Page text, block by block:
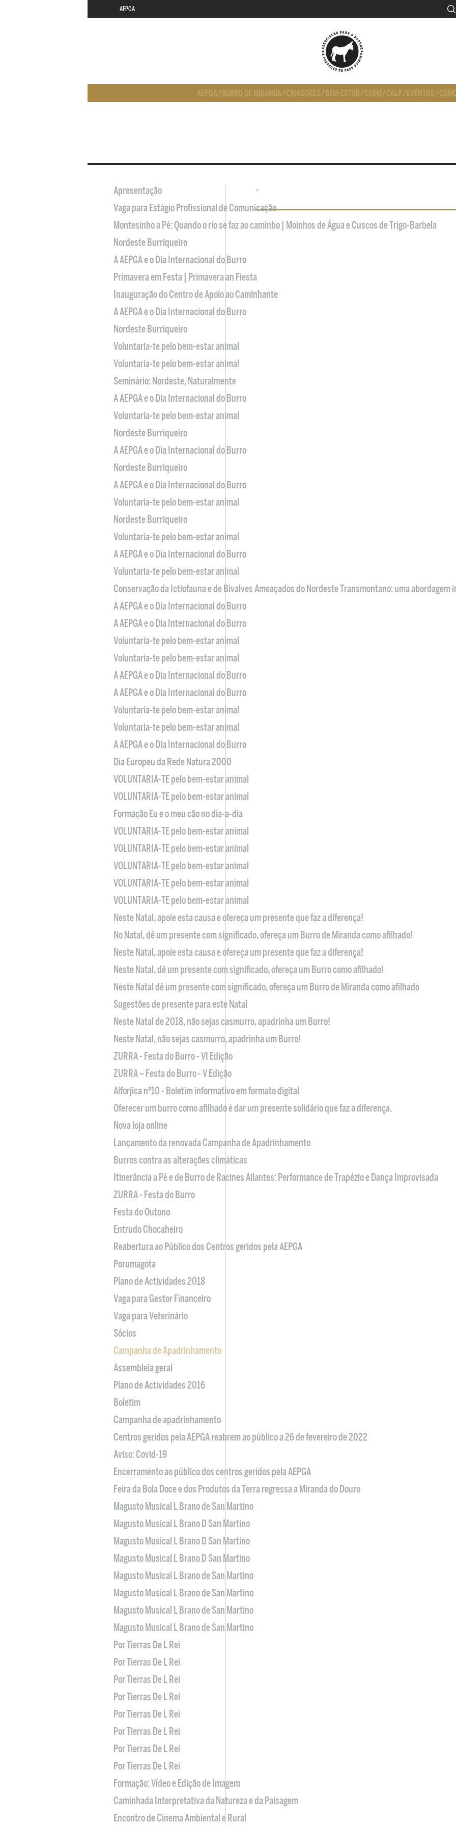
AEPGA
AEPGA/ BURRO DE MIRANDA/CRIADORES/ BEM-ESTAR/CVBM/CALP/ EVENTOS/
•
Apresentação
Vaga para Estágio Profissional de Comunicação
Montesinho a Pé: Quando o rio se faz ao caminho | Moinhos de Água e Cuscos de Trigo-Barbela
Nordeste Burriqueiro
A AEPGA e o Dia Internacional do Burro
Primavera em Festa | Primavera an Fiesta
Inauguração do Centro de Apoio ao Caminhante
A AEPGA e o Dia Internacional do Burro
Nordeste Burriqueiro
Voluntaria-te pelo bem-estar animal
Voluntaria-te pelo bem-estar animal
Seminário: Nordeste, Naturalmente
A AEPGA e o Dia Internacional do Burro
Voluntaria-te pelo bem-estar animal
Nordeste Burriqueiro
A AEPGA e o Dia Internacional do Burro
Nordeste Burriqueiro
A AEPGA e o Dia Internacional do Burro
Voluntaria-te pelo bem-estar animal
Nordeste Burriqueiro
Voluntaria-te pelo bem-estar animal
A AEPGA e o Dia Internacional do Burro
Voluntaria-te pelo bem-estar animal
Conservação da Ictiofauna e de Bivalves Ameaçados do Nordeste Transmontano: uma abordagem
A AEPGA e o Dia Internacional do Burro
A AEPGA e o Dia Internacional do Burro
Voluntaria-te pelo bem-estar animal
Voluntaria-te pelo bem-estar animal
A AEPGA e o Dia Internacional do Burro
A AEPGA e o Dia Internacional do Burro
Voluntaria-te pelo bem-estar animal
Voluntaria-te pelo bem-estar animal
A AEPGA e o Dia Internacional do Burro
Dia Europeu da Rede Natura 2000
VOLUNTARIA-TE pelo bem-estar animal
VOLUNTARIA-TE pelo bem-estar animal
Formação Eu e o meu cão no dia-a-dia
VOLUNTARIA-TE pelo bem-estar animal
VOLUNTARIA-TE pelo bem-estar animal
VOLUNTARIA-TE pelo bem-estar animal
VOLUNTARIA-TE pelo bem-estar animal
VOLUNTARIA-TE pelo bem-estar animal
Neste Natal, apoie esta causa e ofereça um presente que faz a diferença!
No Natal, dê um presente com significado, ofereça um Burro de Miranda como afilhado!
Neste Natal, apoie esta causa e ofereça um presente que faz a diferença!
Neste Natal, dê um presente com significado, ofereça um Burro como afilhado!
Neste Natal dê um presente com significado, ofereça um Burro de Miranda como afilhado
Sugestões de presente para este Natal
Neste Natal de 2018, não sejas casmurro, apadrinha um Burro!
Neste Natal, não sejas casmurro, apadrinha um Burro!
ZURRA - Festa do Burro - VI Edição
ZURRA – Festa do Burro - V Edição
Alforjica nº10 - Boletim informativo em formato digital
Oferecer um burro como afilhado é dar um presente solidário que faz a diferença.
Nova loja online
Lançamento da renovada Campanha de Apadrinhamento
Burros contra as alterações climáticas
Itinerância a Pé e de Burro de Racines Ailantes: Performance de Trapézio e Dança Improvisada
ZURRA - Festa do Burro
Festa do Outono
Entrudo Chocaheiro
Reabertura ao Público dos Centros geridos pela AEPGA
Porumagota
Plano de Actividades 2018
Vaga para Gestor Financeiro
Vaga para Veterinário
Sócios
Campanha de Apadrinhamento
Assembleia geral
Plano de Actividades 2016
Boletim
Campanha de apadrinhamento
Centros geridos pela AEPGA reabrem ao público a 26 de fevereiro de 2022
Aviso: Covid-19
Encerramento ao público dos centros geridos pela AEPGA
Feira da Bola Doce e dos Produtos da Terra regressa a Miranda do Douro
Magusto Musical L Brano de San Martino
Magusto Musical L Brano D San Martino
Magusto Musical L Brano D San Martino
Magusto Musical L Brano D San Martino
Magusto Musical L Brano de San Martino
Magusto Musical L Brano de San Martino
Magusto Musical L Brano de San Martino
Magusto Musical L Brano de San Martino
Por Tierras De L Rei
Por Tierras De L Rei
Por Tierras De L Rei
Por Tierras De L Rei
Por Tierras De L Rei
Por Tierras De L Rei
Por Tierras De L Rei
Por Tierras De L Rei
Formação: Vídeo e Edição de Imagem
Caminhada Interpretativa da Natureza e da Paisagem
Encontro de Cinema Ambiental e Rural